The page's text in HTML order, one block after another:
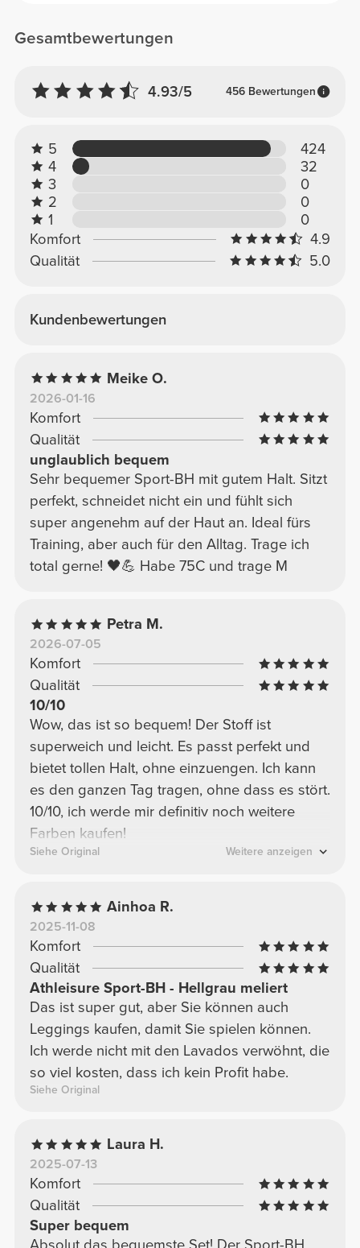
Gesamtbewertungen
4.93/5 456 Bewertungen
5
424
4
32
3
0
2
0
1
0
Komfort
4.9
Qualität
5.0
Kundenbewertungen
Meike O.
2026-01-16
Komfort
Qualität
unglaublich bequem
Sehr bequemer Sport-BH mit gutem Halt. Sitzt
perfekt, schneidet nicht ein und fühlt sich
super angenehm auf der Haut an. Ideal fürs
Training, aber auch für den Alltag. Trage ich
total gerne! 🖤💪 Habe 75C und trage M
Petra M.
2026-07-05
Komfort
Qualität
10/10
Wow, das ist so bequem! Der Stoff ist
superweich und leicht. Es passt perfekt und
bietet tollen Halt, ohne einzuengen. Ich kann
es den ganzen Tag tragen, ohne dass es stört.
10/10, ich werde mir definitiv noch weitere
Farben kaufen!
Siehe Original Weitere anzeigen
Ainhoa R.
2025-11-08
Komfort
Qualität
Athleisure Sport-BH - Hellgrau meliert
Das ist super gut, aber Sie können auch
Leggings kaufen, damit Sie spielen können.
Ich werde nicht mit den Lavados verwöhnt, die
so viel kosten, dass ich kein Profit habe.
Siehe Original
Laura H.
2025-07-13
Komfort
Qualität
Super bequem